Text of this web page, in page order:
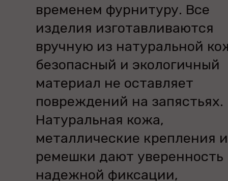
временем фурнитуру. Все
изделия изготавливаются
вручную из натуральной
безопасный и экологичный
материал не оставляет
повреждений на запястьях.
Натуральная кожа,
металлические крепления и
ремешки дают уверенность
надежной фиксации,